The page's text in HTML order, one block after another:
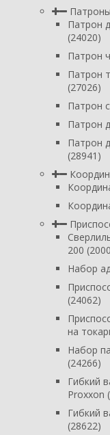
Патроны
Патрон
(24020)
Патрон
Патрон
(27026)
Патрон
Патрон
Патрон
(28941)
200
Набор
(24062)
на
Набор
(24266)
Гибкий
Proxxon
Гибкий
(28622)